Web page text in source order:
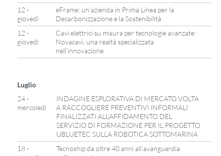
12 -
giovedì
eFrame: un’azienda in Prima Linea per la
Decarbonizzazione e la Sostenibilità
12 -
giovedì
Cavi elettrici su misura per tecnologie avanzate:
Novacavi, una realtà specializzata
nell’innovazione
Luglio
24 -
mercoledì
INDAGINE ESPLORATIVA DI MERCATO VOLTA
A RACCOGLIERE PREVENTIVI INFORMALI
FINALIZZATI ALL’AFFIDAMENTO DEL
SERVIZIO DI FORMAZIONE PER IL PROGETTO
UBLUETEC SULLA ROBOTICA SOTTOMARINA
18 -
Tecnoship da oltre 40 anni all’avanguardia